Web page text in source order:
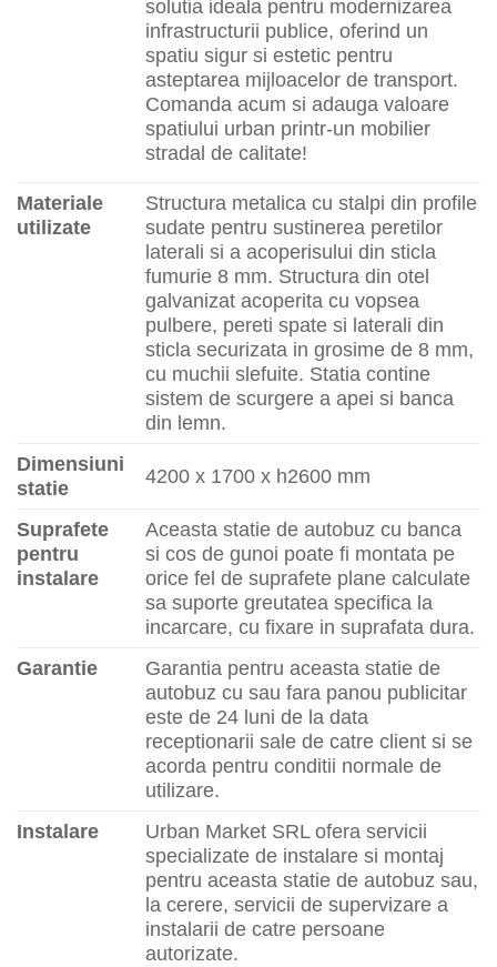
solutia ideala pentru modernizarea
infrastructurii publice, oferind un
spatiu sigur si estetic pentru
asteptarea mijloacelor de transport.
Comanda acum si adauga valoare
spatiului urban printr-un mobilier
stradal de calitate!
Materiale
utilizate
Structura metalica cu stalpi din profile
sudate pentru sustinerea peretilor
laterali si a acoperisului din sticla
fumurie 8 mm. Structura din otel
galvanizat acoperita cu vopsea
pulbere, pereti spate si laterali din
sticla securizata in grosime de 8 mm,
cu muchii slefuite. Statia contine
sistem de scurgere a apei si banca
din lemn.
Dimensiuni
statie
4200 x 1700 x h2600 mm
Suprafete
pentru
instalare
Aceasta statie de autobuz cu banca
si cos de gunoi poate fi montata pe
orice fel de suprafete plane calculate
sa suporte greutatea specifica la
incarcare, cu fixare in suprafata dura.
Garantie
Garantia pentru aceasta statie de
autobuz cu sau fara panou publicitar
este de 24 luni de la data
receptionarii sale de catre client si se
acorda pentru conditii normale de
utilizare.
Instalare
Urban Market SRL ofera servicii
specializate de instalare si montaj
pentru aceasta statie de autobuz sau,
la cerere, servicii de supervizare a
instalarii de catre persoane
autorizate.